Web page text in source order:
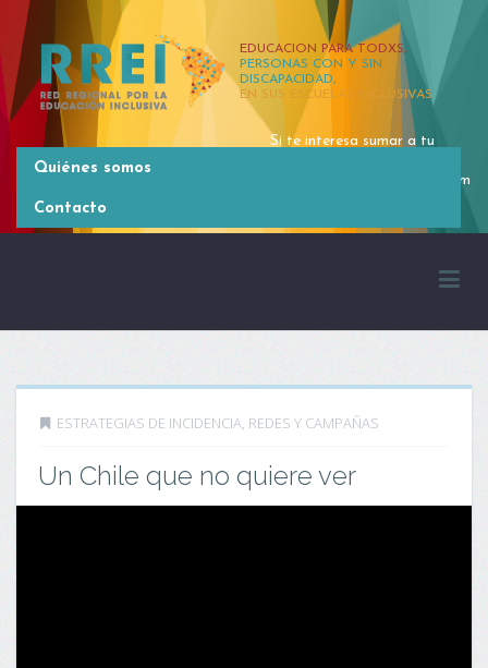
EDUCACION PARA TODXS,
PERSONAS CON Y SIN
DISCAPACIDAD,
EN SUS ESCUELAS INCLUSIVAS
Si te interesa sumar a tu
rrei.latinoamerica@gmail.com
Quiénes somos
Contacto
ESTRATEGIAS DE INCIDENCIA, REDES Y CAMPAÑAS
Un Chile que no quiere ver